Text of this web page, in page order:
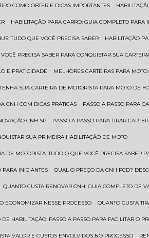
COMO OBTER E DICAS IMPORTANTES
HABILITAÇÃO PARA CARRO: GUIA COMPLETO PARA
TUDO QUE VOCÊ PRECISA SABER HABILITAÇÃO
PRECISA SABER PARA CONQUISTAR SUA
E PRATICIDADE MELHORES CARTEIRAS PARA
SUA CARTEIRA DE MOTORISTA PARA MOTO DE
CNH COM DICAS PRÁTICAS PASSO A PASSO PARA
CNH SP PASSO A PASSO PARA TIRAR
SUA PRIMEIRA HABILITAÇÃO DE MOTO
DE MOTORISTA: TUDO O QUE VOCÊ PRECISA SABER
PARA INICIANTES QUAL O PREÇO DA CNH PCD?
QUANTO CUSTA RENOVAR CNH: GUIA COMPLETO DE
ECONOMIZAR NESSE PROCESSO QUANTO CUSTA
DE HABILITAÇÃO: PASSO A PASSO PARA FACILITAR O
VALOR E CUSTOS ENVOLVIDOS NO PROCESSO